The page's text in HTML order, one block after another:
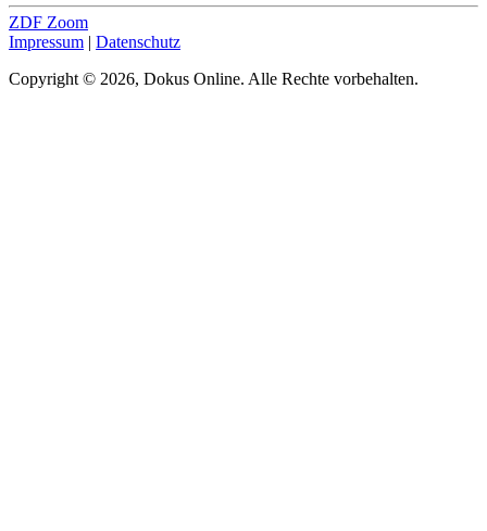
ZDF Zoom
Impressum | Datenschutz
Copyright © 2026, Dokus Online. Alle Rechte vorbehalten.